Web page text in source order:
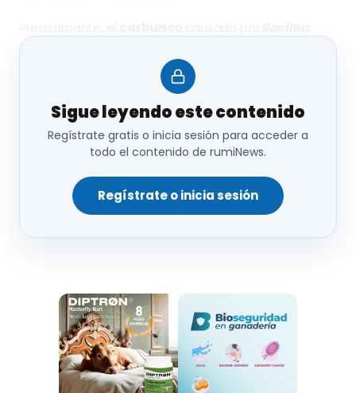
anthracis
humana) y sus principales características son
mortalidad y la gran resistencia del agente en el
medio”, ya que desarrolla unas formas de resistencia
denominadasesporas con potencial infeccioso.
Estos casos son“extremadamente raros”y de
carácter zoonótico, o sea, entre animales.
“Dado que
la enfermedad se transmite, entre otras causas, por
la ingestión de carne contaminada, la seguridad
Durante el año pasado hubo un total de 4 en todo
2022. Dos de ellos también en Cangas de Onís.
Tiene unperiodo de incubación de 20 díasy en el
ganado vacuno su transmisión es
Sigue leyendo este contenido
Regístrate gratis o inicia sesión para acceder a
todo el contenido de rumiNews.
Regístrate o inicia sesión